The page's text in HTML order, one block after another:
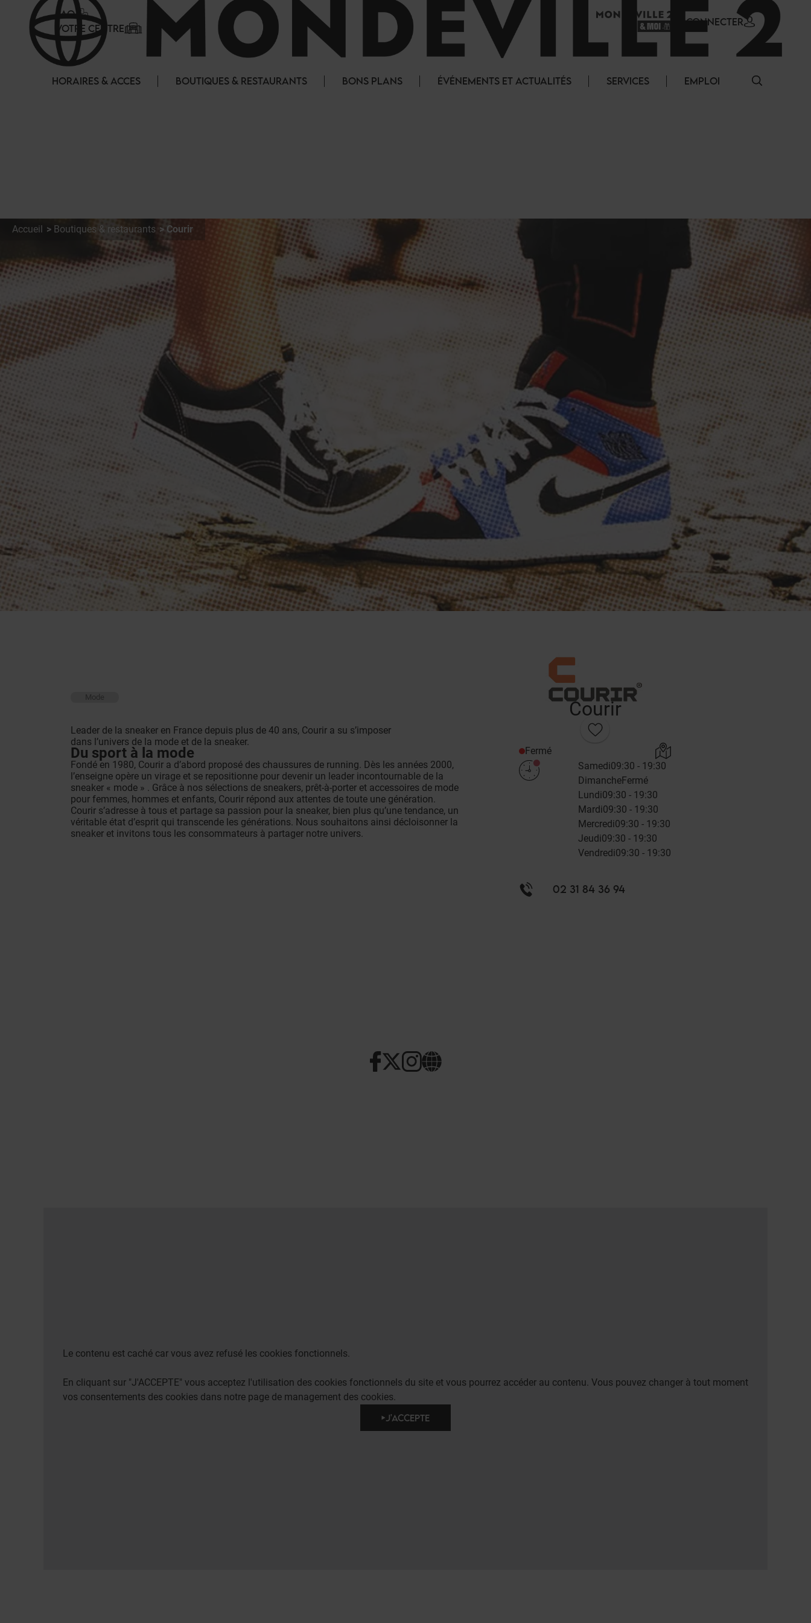
FAQ
VOTRE CENTRE
SE CONNECTER
HORAIRES & ACCES BOUTIQUES & RESTAURANTS BONS PLANS ÉVÉNEMENTS ET ACTUALITÉS SERVICES EMPLOI
Accueil Boutiques & restaurants Courir
Courir
Fermé
Samedi09:30 - 19:30
DimancheFermé
Lundi09:30 - 19:30
Mardi09:30 - 19:30
Mercredi09:30 - 19:30
Jeudi09:30 - 19:30
Vendredi09:30 - 19:30
02 31 84 36 94
Mode
Leader de la sneaker en France depuis plus de 40 ans, Courir a su s’imposer
dans l’univers de la mode et de la sneaker.
Du sport à la mode
Fondé en 1980, Courir a d’abord proposé des chaussures de running. Dès les années 2000,
l’enseigne opère un virage et se repositionne pour devenir un leader incontournable de la
sneaker « mode » . Grâce à nos sélections de sneakers, prêt-à-porter et accessoires de mode
pour femmes, hommes et enfants, Courir répond aux attentes de toute une génération.
Courir s’adresse à tous et partage sa passion pour la sneaker, bien plus qu’une tendance, un
véritable état d’esprit qui transcende les générations. Nous souhaitons ainsi décloisonner la
sneaker et invitons tous les consommateurs à partager notre univers.
Le contenu est caché car vous avez refusé les cookies fonctionnels.
En cliquant sur "J'ACCEPTE" vous acceptez l'utilisation des cookies fonctionnels du site et vous pourrez accéder au contenu. Vous pouvez changer à tout moment
vos consentements des cookies dans notre page de management des cookies.
J'ACCEPTE
Panneau de gestion des cookies